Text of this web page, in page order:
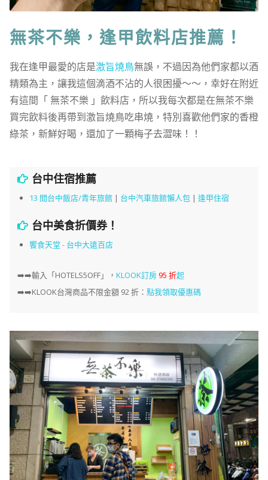
無茶不樂，逢甲飲料店推薦！
我在逢甲最愛的店是激旨燒鳥無誤，不過因為他們家都以酒
精類為主，讓我這個滴酒不沾的人很困擾～～，幸好在附近
有這間「 無茶不樂 」飲料店，所以我每次都是在無茶不樂
買完飲料後再帶到激旨燒鳥吃串燒，特別喜歡他們家的香橙
綠茶，新鮮好喝，還加了一顆梅子去澀味！！
台中住宿推薦
13 間台中飯店/青年旅館| 台中汽車旅館懶人包| 逢甲住宿
台中美食折價券！
饗食天堂 - 台中大遠百店
➡️➡️輸入「HOTELS5OFF」， KLOOK訂房95 折起
➡️➡️KLOOK台灣商品不限金額 92 折： 點我領取優惠碼